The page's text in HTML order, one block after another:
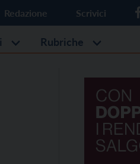
Redazione Scrivici
Rubriche